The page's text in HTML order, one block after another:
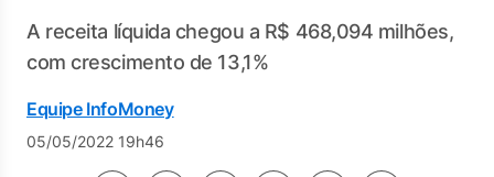
A receita líquida chegou a R$ 468,094 milhões,
com crescimento de 13,1%
Equipe InfoMoney
05/05/2022 19h46